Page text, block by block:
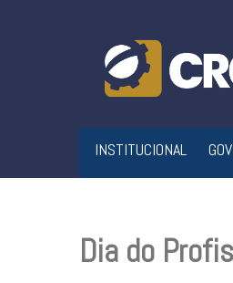
INSTITUCIONAL
Dia do